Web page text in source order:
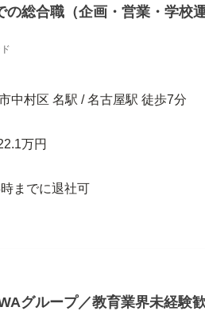
の総合職（企画・営業・学校
中村区 名駅 / 名古屋駅 徒歩7分
万円
までに退社可
グループ／教育業界未経験